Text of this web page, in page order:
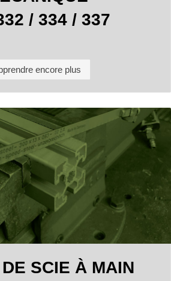
/ 334 / 337
encore plus
SCIE À MAIN